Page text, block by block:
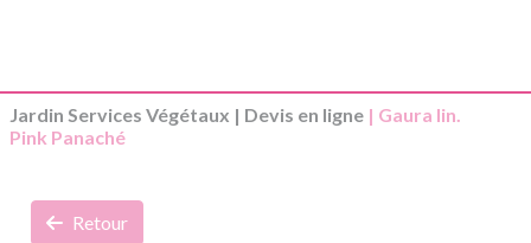
Jardin Services Végétaux | Devis en ligne | Gaura lin.
Pink Panaché
Retour